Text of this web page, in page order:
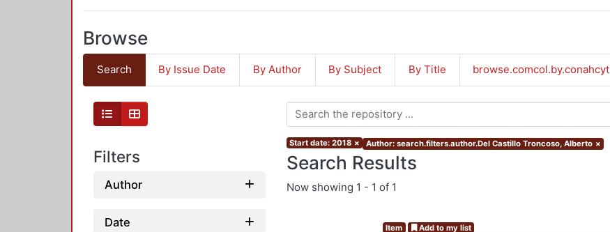
Browse
Search By Issue Date By Author By Subject By Title browse.comcol.by.conahcyt
Filters
Author
Date
Start date: 2018 × Author: search.filters.author.Del Castillo Troncoso, Alberto ×
Search Results
Now showing 1 - 1 of 1
Item Add to my list